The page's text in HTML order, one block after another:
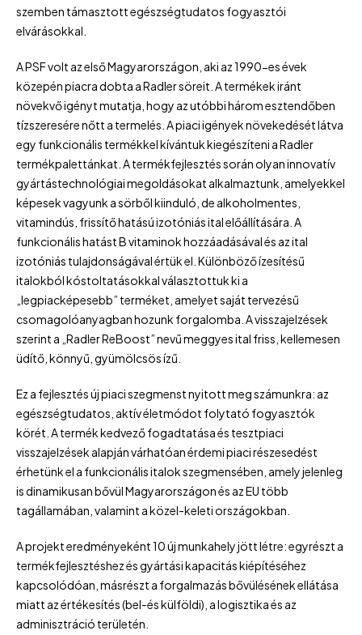
szemben támasztott egészségtudatos fogyasztói
elvárásokkal.
A PSF volt az első Magyarországon, aki az 1990-es évek
közepén piacra dobta a Radler söreit. A termékek iránt
növekvő igényt mutatja, hogy az utóbbi három esztendőben
tízszeresére nőtt a termelés. A piaci igények növekedését látva
egy funkcionális termékkel kívántuk kiegészíteni a Radler
termékpalettánkat. A termékfejlesztés során olyan innovatív
gyártástechnológiai megoldásokat alkalmaztunk, amelyekkel
képesek vagyunk a sörből kiinduló, de alkoholmentes,
vitamindús, frissítő hatású izotóniás ital előállítására. A
funkcionális hatást B vitaminok hozzáadásával és az ital
izotóniás tulajdonságával értük el. Különböző ízesítésű
italokból kóstoltatásokkal választottuk ki a
„legpiacképesebb” terméket, amelyet saját tervezésű
csomagolóanyagban hozunk forgalomba. A visszajelzések
szerint a „Radler ReBoost” nevű meggyes ital friss, kellemesen
üdítő, könnyű, gyümölcsös ízű.
Ez a fejlesztés új piaci szegmenst nyitott meg számunkra: az
egészségtudatos, aktív életmódot folytató fogyasztók
körét. A termék kedvező fogadtatása és tesztpiaci
visszajelzések alapján várhatóan érdemi piaci részesedést
érhetünk el a funkcionális italok szegmensében, amely jelenleg
is dinamikusan bővül Magyarországon és az EU több
tagállamában, valamint a közel-keleti országokban.
A projekt eredményeként 10 új munkahely jött létre: egyrészt a
termékfejlesztéshez és gyártási kapacitás kiépítéséhez
kapcsolódóan, másrészt a forgalmazás bővülésének ellátása
miatt az értékesítés (bel-és külföldi), a logisztika és az
adminisztráció területén.